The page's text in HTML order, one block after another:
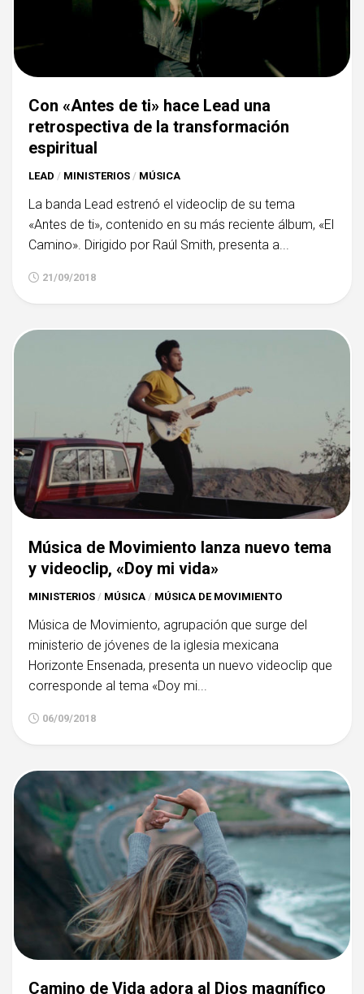
Con «Antes de ti» hace Lead una
retrospectiva de la transformación
espiritual
LEAD / MINISTERIOS / MÚSICA
La banda Lead estrenó el videoclip de su tema
«Antes de ti», contenido en su más reciente álbum, «El
Camino». Dirigido por Raúl Smith, presenta a...
21/09/2018
Música de Movimiento lanza nuevo tema
y videoclip, «Doy mi vida»
MINISTERIOS / MÚSICA / MÚSICA DE MOVIMIENTO
Música de Movimiento, agrupación que surge del
ministerio de jóvenes de la iglesia mexicana
Horizonte Ensenada, presenta un nuevo videoclip que
corresponde al tema «Doy mi...
06/09/2018
Camino de Vida adora al Dios magnífico